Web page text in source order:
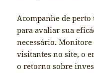
Acompanhe de perto
para avaliar sua
necessário.
visitantes no site, o
o retorno sobre